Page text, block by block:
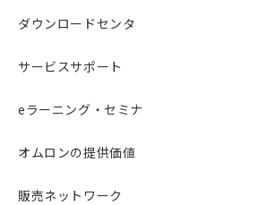
ダウンロードセンタ
サービスサポート
eラーニング・セミナ
オムロンの提供価値
販売ネットワーク